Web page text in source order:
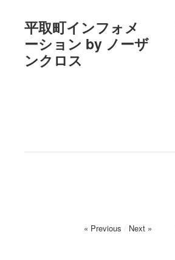
平取町インフォメ
ーション by ノーザ
ンクロス
« Previous / Next »